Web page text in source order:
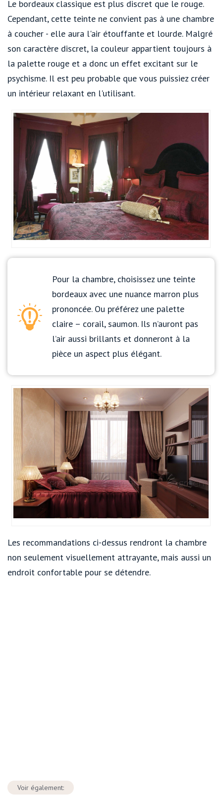
Le bordeaux classique est plus discret que le rouge.
Cependant, cette teinte ne convient pas à une chambre
à coucher - elle aura l'air étouffante et lourde. Malgré
son caractère discret, la couleur appartient toujours à
la palette rouge et a donc un effet excitant sur le
psychisme. Il est peu probable que vous puissiez créer
un intérieur relaxant en l'utilisant.
Pour la chambre, choisissez une teinte
bordeaux avec une nuance marron plus
prononcée. Ou préférez une palette
claire – corail, saumon. Ils n’auront pas
l’air aussi brillants et donneront à la
pièce un aspect plus élégant.
Les recommandations ci-dessus rendront la chambre
non seulement visuellement attrayante, mais aussi un
endroit confortable pour se détendre.
Voir également: